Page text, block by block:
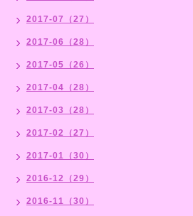
2017-07（27）
2017-06（28）
2017-05（26）
2017-04（28）
2017-03（28）
2017-02（27）
2017-01（30）
2016-12（29）
2016-11（30）